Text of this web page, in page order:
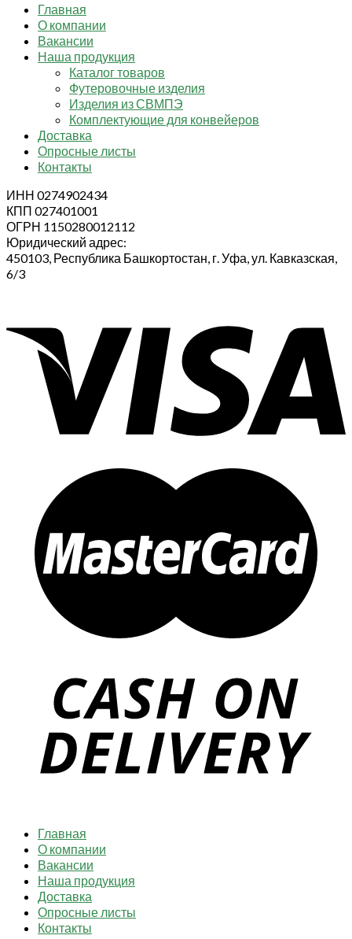
Главная
О компании
Вакансии
Наша продукция
Каталог товаров
Футеровочные изделия
Изделия из СВМПЭ
Комплектующие для конвейеров
Доставка
Опросные листы
Контакты
ИНН 0274902434
КПП 027401001
ОГРН 1150280012112
Юридический адрес:
450103, Республика Башкортостан, г. Уфа, ул. Кавказская,
6/3
Главная
О компании
Вакансии
Наша продукция
Доставка
Опросные листы
Контакты